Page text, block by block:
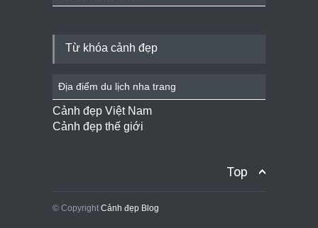
Từ khóa cảnh đẹp
Địa điểm du lịch nha trang
Cảnh đẹp Việt Nam
Cảnh đẹp thế giới
Top
© Copyright Cảnh đẹp Blog